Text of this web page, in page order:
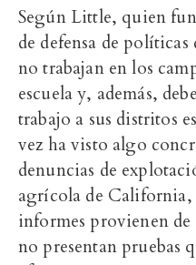
Según Little, quien
de defensa de
no trabajan en los
escuela y, además,
trabajo a sus distritos
vez ha visto algo
denuncias de
agrícola de California,
informes provienen de
no presentan pruebas